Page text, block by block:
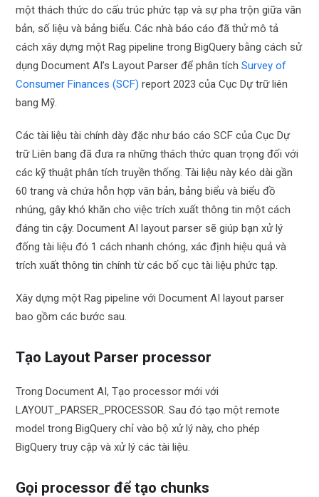
một thách thức do cấu trúc phức tạp và sự pha trộn giữa văn
bản, số liệu và bảng biểu. Các nhà báo cáo đã thử mô tả
cách xây dựng một Rag pipeline trong BigQuery bằng cách sử
dụng Document AI’s Layout Parser để phân tíchSurvey of
Consumer Finances (SCF) report 2023 của Cục Dự trữ liên
bang Mỹ.
Các tài liệu tài chính dày đặc như báo cáo SCF của Cục Dự
trữ Liên bang đã đưa ra những thách thức quan trọng đối với
các kỹ thuật phân tích truyền thống. Tài liệu này kéo dài gần
60 trang và chứa hỗn hợp văn bản, bảng biểu và biểu đồ
nhúng, gây khó khăn cho việc trích xuất thông tin một cách
đáng tin cậy. Document AI layout parser sẽ giúp bạn xử lý
đống tài liệu đó 1 cách nhanh chóng, xác định hiệu quả và
trích xuất thông tin chính từ các bố cục tài liệu phức tạp.
Xây dựng một Rag pipeline với Document AI layout parser
bao gồm các bước sau.
Tạo Layout Parser processor
Trong Document AI, Tạo processor mới với
LAYOUT_PARSER_PROCESSOR. Sau đó tạo một remote
model trong BigQuery chỉ vào bộ xử lý này, cho phép
BigQuery truy cập và xử lý các tài liệu.
Gọi processor để tạo chunks